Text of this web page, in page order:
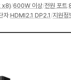
x8)/600W 이상/전원 포트:
자:HDMI2.1 DP2.1 /지원정